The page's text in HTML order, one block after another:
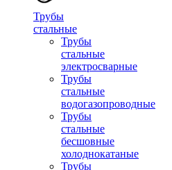
Трубы
стальные
Трубы
стальные
электросварные
Трубы
стальные
водогазопроводные
Трубы
стальные
бесшовные
холоднокатаные
Трубы